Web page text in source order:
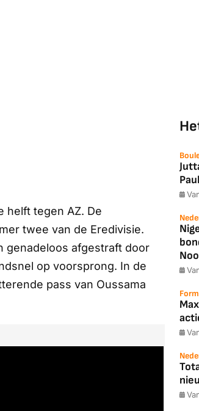
helft tegen AZ. De
twee van de Eredivisie.
genadeloos afgestraft door
op voorsprong. In de
pass van Oussama